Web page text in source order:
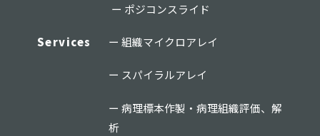
ポジコンスライド
Services 組織マイクロアレイ
スパイラルアレイ
病理標本作製・病理組織評価、解
析